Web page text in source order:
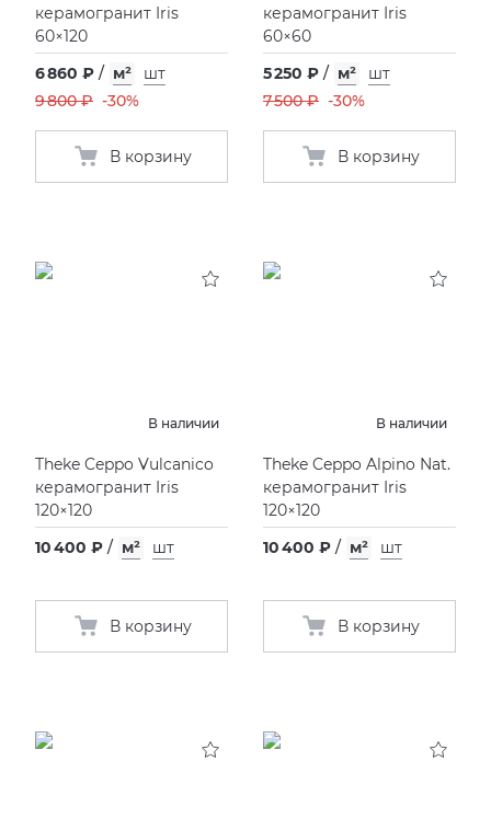
керамогранит Iris
60×120
6 860 ₽ / м²
шт
9 800 ₽ -30%
В корзину
керамогранит Iris
60×60
5 250 ₽ / м²
шт
7 500 ₽ -30%
В корзину
В наличии
Theke Ceppo Vulcanico
керамогранит Iris
120×120
10 400 ₽ / м² шт
В корзину
В наличии
Theke Ceppo Alpino Nat.
керамогранит Iris
120×120
10 400 ₽ / м² шт
В корзину